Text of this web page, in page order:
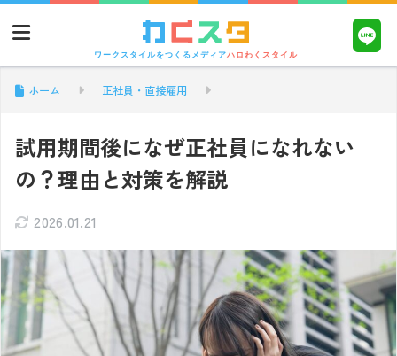
ワークスタイルをつくるメディアハロわくスタイル
ホーム 正社員・直接雇用
試用期間後になぜ正社員になれない
の？理由と対策を解説
2026.01.21